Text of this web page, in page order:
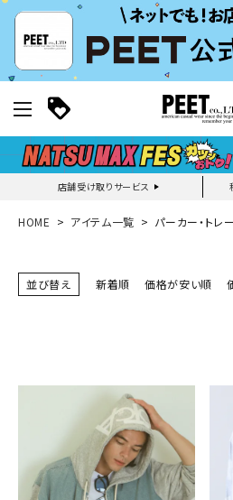
店舗受け取りサービス
新規会員登録｜ログイン
ご利用ガイド
詳しい条件から探す
HOME アイテム一覧 パーカー・トレ
並び替え 新着順 価格が安い順